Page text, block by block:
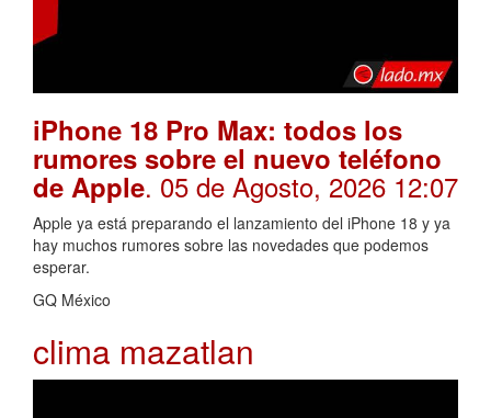
iPhone 18 Pro Max: todos los
rumores sobre el nuevo teléfono
de Apple. 05 de Agosto, 2026 12:07
Apple ya está preparando el lanzamiento del iPhone 18 y ya
hay muchos rumores sobre las novedades que podemos
esperar.
GQ México
clima mazatlan